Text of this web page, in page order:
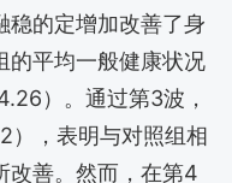
稳的定增加改善了身
的平均一般健康状况
）。通过第3波，
），表明与对照组相
改善。然而，在第4